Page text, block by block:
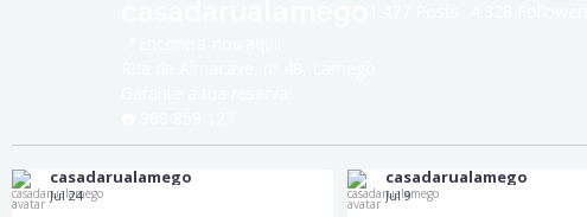
casadarualamego
Jul 24
casadarualamego
Jul 9 Que rica farturinha 😁❤️